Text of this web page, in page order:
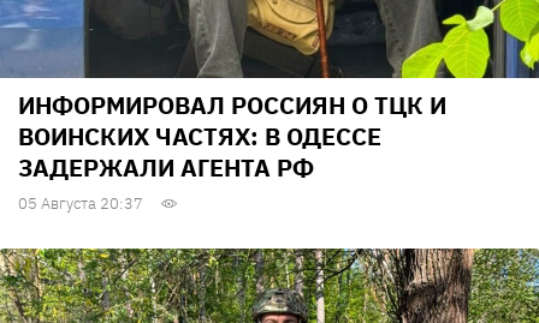
ИНФОРМИРОВАЛ РОССИЯН О ТЦК И
ВОИНСКИХ ЧАСТЯХ: В ОДЕССЕ
ЗАДЕРЖАЛИ АГЕНТА РФ
05 Августа 20:37